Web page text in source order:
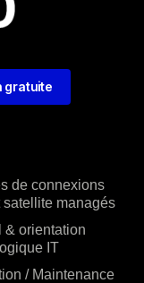
de connexions
satellite managés
& orientation
IT
/ Maintenance
gratuite